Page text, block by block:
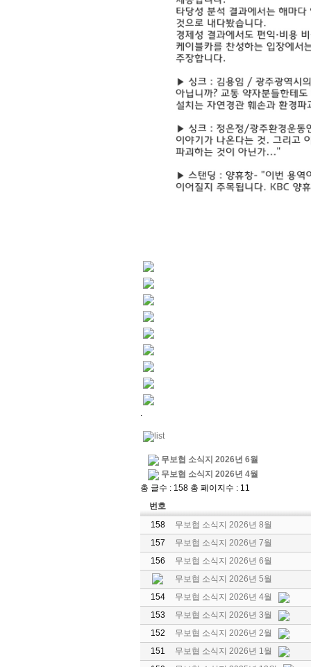
.
무보협 소식지 2026년 6월
무보협 소식지 2026년 4월
총 글수 : 158 총 페이지수 : 11
번호
158
무보협 소식지 2026년 8월
157
무보협 소식지 2026년 7월
156
무보협 소식지 2026년 6월
무보협 소식지 2026년 5월
154
무보협 소식지 2026년 4월
153
무보협 소식지 2026년 3월
152
무보협 소식지 2026년 2월
151
무보협 소식지 2026년 1월